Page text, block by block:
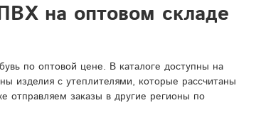
на оптовом складе
по оптовой цене. В каталоге доступны на
изделия с утеплителями, которые рассчитаны
отправляем заказы в другие регионы по